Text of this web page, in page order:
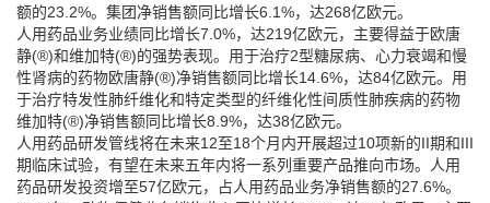
额的23.2%。集团净销售额同比增长6.1%，达268亿欧元。
人用药品业务业绩同比增长7.0%，达219亿欧元，主要得益于欧唐
静(®)和维加特(®)的强势表现。用于治疗2型糖尿病、心力衰竭和慢
性肾病的药物欧唐静(®)净销售额同比增长14.6%，达84亿欧元。用
于治疗特发性肺纤维化和特定类型的纤维化性间质性肺疾病的药物
维加特(®)净销售额同比增长8.9%，达38亿欧元。
人用药品研发管线将在未来12至18个月内开展超过10项新的II期和III
期临床试验，有望在未来五年内将一系列重要产品推向市场。人用
药品研发投资增至57亿欧元，占人用药品业务净销售额的27.6%。